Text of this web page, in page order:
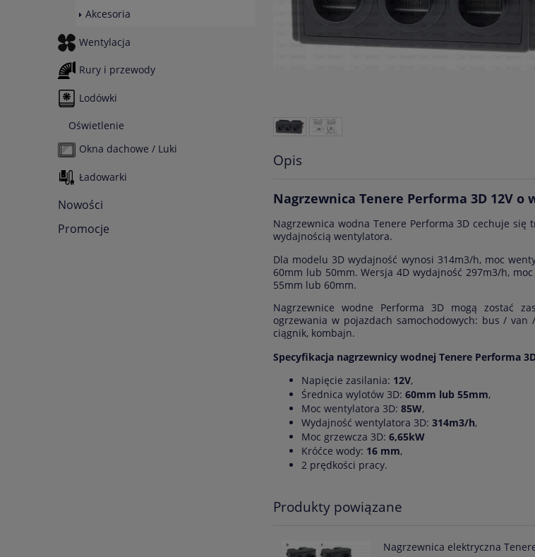
Akcesoria
Wentylacja
Rury i przewody
Lodówki
Oświetlenie
Okna dachowe / Luki
Ładowarki
Nowości
Promocje
Opis
Nagrzewnica Tenere Performa 3D 12V o
Nagrzewnica wodna Tenere Performa 3D cechuje się
wydajnością wentylatora.
Dla modelu 3D wydajność wynosi 314m3/h, moc
60mm lub 50mm. Wersja 4D wydajność 297m3/h,
55mm lub 60mm.
Nagrzewnice wodne Performa 3D mogą zostać
ogrzewania w pojazdach samochodowych: bus /
ciągnik, kombajn.
Specyfikacja nagrzewnicy wodnej Tenere Performa
Napięcie zasilania: 12V,
Średnica wylotów 3D: 60mm lub 55mm,
Moc wentylatora 3D: 85W,
Wydajność wentylatora 3D: 314m3/h,
Moc grzewcza 3D: 6,65kW
Króćce wody: 16 mm,
2 prędkości pracy.
Produkty powiązane
Nagrzewnica elektryczna